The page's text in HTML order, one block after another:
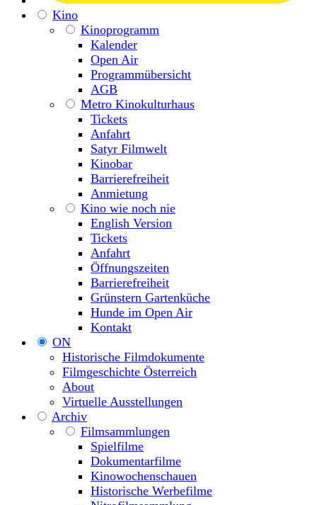
Kino
Kinoprogramm
Kalender
Open Air
Programmübersicht
AGB
Metro Kinokulturhaus
Tickets
Anfahrt
Satyr Filmwelt
Kinobar
Barrierefreiheit
Anmietung
Kino wie noch nie
English Version
Tickets
Anfahrt
Öffnungszeiten
Barrierefreiheit
Grünstern Gartenküche
Hunde im Open Air
Kontakt
ON
Historische Filmdokumente
Filmgeschichte Österreich
About
Virtuelle Ausstellungen
Archiv
Filmsammlungen
Spielfilme
Dokumentarfilme
Kinowochenschauen
Historische Werbefilme